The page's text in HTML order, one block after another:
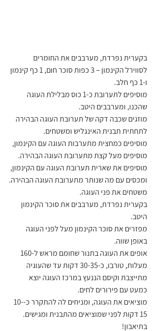
בקערית נפרדת, מערבבים את החומרים
לסווירל הקינמון – 3 כפות סוכר חום, 1 כף קינמון
ו-1 כף חלב.
מוסיפים לתערובת כ-1 כוס מבלילת העוגה
שהכנו, ומערבבים היטב.
מוזגים שכבה דקה של תערובת העוגה הבהירה
לתחתית תבנית האינגליש ומשטחים.
מוסיפים כמחצית מתערבות העוגה עם הקינמון,
מוסיפים מעל קצת מתערובת העוגה הבהירה.
מוסיפים את שארית תערובת העוגה עם הקינמון,
ומכסים עם מה שנותר מתערובת העוגה הבהירה.
משטחים את פני העוגה.
בקערית נפרדת, מערבבים את סוכר הקינמון
היטב.
מפזרים את סוכר הקינמון מעל לפני העוגה
באופן שווה.
מעלות, טורבו, כ-30-35 דקות עד שהעוגיה
מתייצבת וקיסם הננעץ במרכז העוגה יוצא
כמעט עם פירורים לחים.
מוציאים את העוגה, ומניחים לה להתקרר כ-10-
15 דקות לפני שמוציאים מהתבנית ומגישים.
בתיאבון!